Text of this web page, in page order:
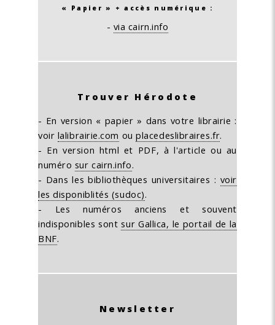
« Papier » + accès numérique :
- via cairn.info
Trouver Hérodote
- En version « papier » dans votre librairie :
voir lalibrairie.com ouplacedeslibraires.fr.
- En version html et PDF, à l'article ou au
numéro sur cairn.info.
- Dans les bibliothèques universitaires : voir
les disponiblités (sudoc).
- Les numéros anciens et souvent
indisponibles sontsur Gallica, le portail de la
BNF.
Newsletter